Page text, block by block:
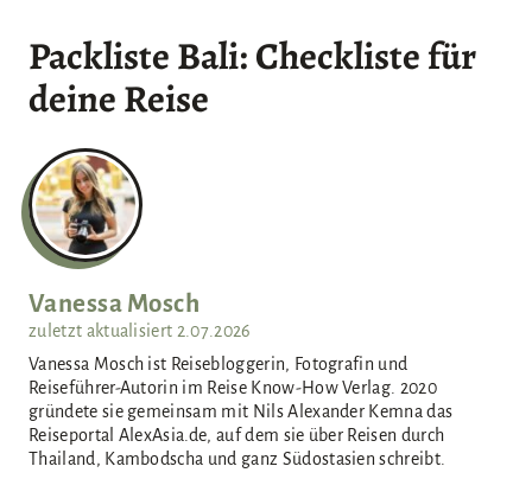
Packliste Bali: Checkliste für
deine Reise
Vanessa Mosch
zuletzt aktualisiert 2.07.2026
Vanessa Mosch ist Reisebloggerin, Fotografin und
Reiseführer-Autorin im Reise Know-How Verlag. 2020
gründete sie gemeinsam mit Nils Alexander Kemna das
Reiseportal AlexAsia.de, auf dem sie über Reisen durch
Thailand, Kambodscha und ganz Südostasien schreibt.